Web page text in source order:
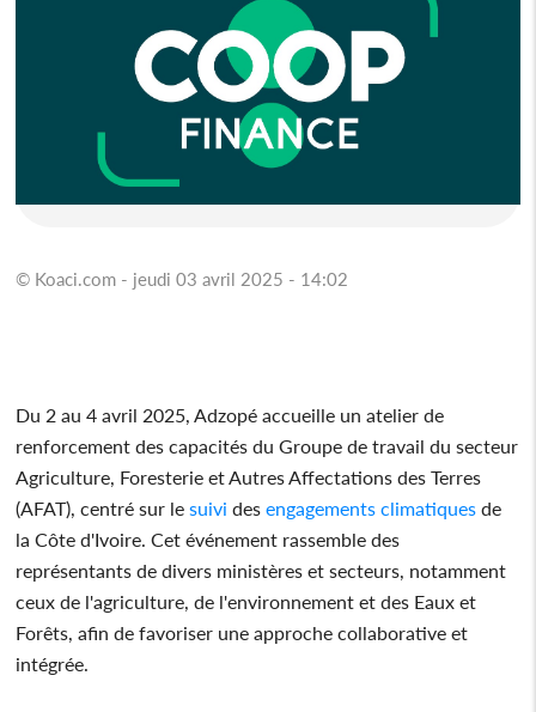
© Koaci.com - jeudi 03 avril 2025 - 14:02
Du 2 au 4 avril 2025, Adzopé accueille un atelier de
renforcement des capacités du Groupe de travail du secteur
Agriculture, Foresterie et Autres Affectations des Terres
(AFAT), centré sur le suivi des engagements climatiques de
la Côte d'Ivoire. Cet événement rassemble des
représentants de divers ministères et secteurs, notamment
ceux de l'agriculture, de l'environnement et des Eaux et
Forêts, afin de favoriser une approche collaborative et
intégrée.